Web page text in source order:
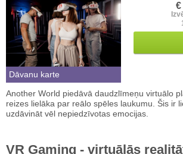
Dāvanu karte
€
Another World piedāvā daudzlīmeņu virtuālo
reizes lielāka par reālo spēles laukumu. Šis ir
uzdāvināt vēl nepiedzīvotas emocijas.
VR Gaming - virtuālās